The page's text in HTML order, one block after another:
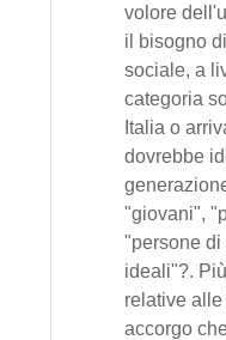
volore
il bisogno
sociale, a
categoria
Italia o
dovrebbe
"giovani",
"persone di
ideali"?.
relative
accorgo